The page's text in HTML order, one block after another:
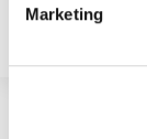
Marketing